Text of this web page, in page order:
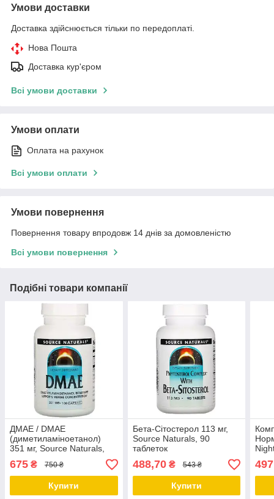
Умови доставки
Доставка здійснюється тільки по передоплаті.
Нова Пошта
Доставка кур'єром
Всі умови доставки
Умови оплати
Оплата на рахунок
Всі умови оплати
Умови повернення
Повернення товару впродовж 14 днів за домовленістю
Всі умови повернення
Подібні товари компанії
ДМАЕ / DMAE
(диметиламіноетанол)
351 мг, Source Naturals,
100 капсул
675 ₴ 750 ₴
Купити
Бета-Сітостерол 113 мг,
Source Naturals, 90
таблеток
488,70₴ 543 ₴
Купити
50